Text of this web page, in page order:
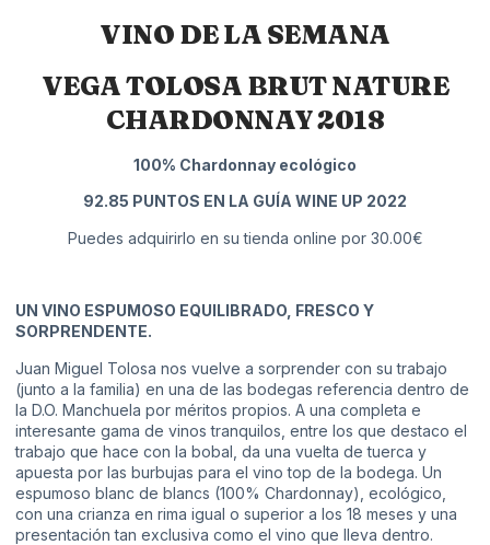
VINO DE LA SEMANA
VEGA TOLOSA BRUT NATURE
CHARDONNAY 2018
100% Chardonnay ecológico
92.85 PUNTOS EN LA GUÍA WINE UP 2022
Puedes adquirirlo en su tienda online por 30.00€
UN VINO ESPUMOSO EQUILIBRADO, FRESCO Y
SORPRENDENTE.
Juan Miguel Tolosa nos vuelve a sorprender con su trabajo
(junto a la familia) en una de las bodegas referencia dentro de
la D.O. Manchuela por méritos propios. A una completa e
interesante gama de vinos tranquilos, entre los que destaco el
trabajo que hace con la bobal, da una vuelta de tuerca y
apuesta por las burbujas para el vino top de la bodega. Un
espumoso blanc de blancs (100% Chardonnay), ecológico,
con una crianza en rima igual o superior a los 18 meses y una
presentación tan exclusiva como el vino que lleva dentro.